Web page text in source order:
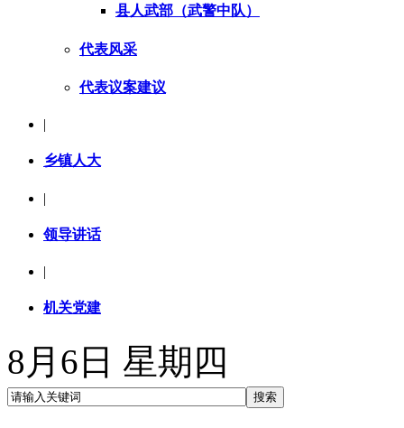
县人武部（武警中队）
代表风采
代表议案建议
|
乡镇人大
|
领导讲话
|
机关党建
8月6日 星期四